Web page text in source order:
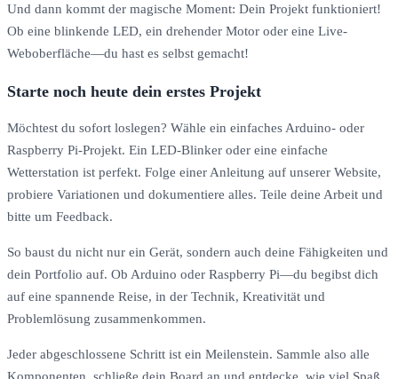
Und dann kommt der magische Moment: Dein Projekt funktioniert!
Ob eine blinkende LED, ein drehender Motor oder eine Live-
Weboberfläche—du hast es selbst gemacht!
Starte noch heute dein erstes Projekt
Möchtest du sofort loslegen? Wähle ein einfaches Arduino- oder
Raspberry Pi-Projekt. Ein LED-Blinker oder eine einfache
Wetterstation ist perfekt. Folge einer Anleitung auf unserer Website,
probiere Variationen und dokumentiere alles. Teile deine Arbeit und
bitte um Feedback.
So baust du nicht nur ein Gerät, sondern auch deine Fähigkeiten und
dein Portfolio auf. Ob Arduino oder Raspberry Pi—du begibst dich
auf eine spannende Reise, in der Technik, Kreativität und
Problemlösung zusammenkommen.
Jeder abgeschlossene Schritt ist ein Meilenstein. Sammle also alle